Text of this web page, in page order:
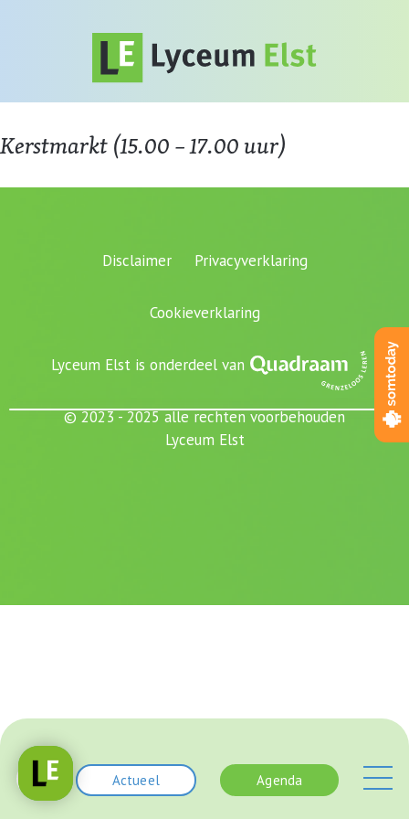
Actueel Agenda
Kerstmarkt (15.00 – 17.00 uur)
Disclaimer Privacyverklaring
Cookieverklaring
Lyceum Elst is onderdeel van
© 2023 - 2025 alle rechten voorbehouden
Lyceum Elst